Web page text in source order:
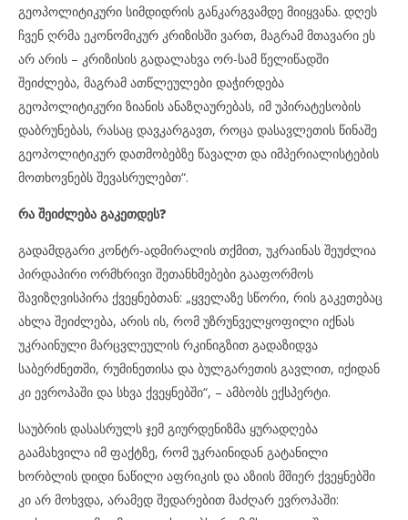
გეოპოლიტიკური სიმდიდრის განკარგვამდე მიიყვანა. დღეს
ჩვენ ღრმა ეკონომიკურ კრიზისში ვართ, მაგრამ მთავარი ეს
არ არის – კრიზისის გადალახვა ორ-სამ წელიწადში
შეიძლება, მაგრამ ათწლეულები დაჭირდება
გეოპოლიტიკური ზიანის ანაზღაურებას, იმ უპირატესობის
დაბრუნებას, რასაც დავკარგავთ, როცა დასავლეთის წინაშე
გეოპოლიტიკურ დათმობებზე წავალთ და იმპერიალისტების
მოთხოვნებს შევასრულებთ“.
რა შეიძლება გაკეთდეს?
გადამდგარი კონტრ-ადმირალის თქმით, უკრაინას შეუძლია
პირდაპირი ორმხრივი შეთანხმებები გააფორმოს
შავიზღვისპირა ქვეყნებთან: „ყველაზე სწორი, რის გაკეთებაც
ახლა შეიძლება, არის ის, რომ უზრუნველყოფილი იქნას
უკრაინული მარცვლეულის რკინიგზით გადაზიდვა
საბერძნეთში, რუმინეთისა და ბულგარეთის გავლით, იქიდან
კი ევროპაში და სხვა ქვეყნებში“, – ამბობს ექსპერტი.
საუბრის დასასრულს ჯემ გიურდენიზმა ყურადღება
გაამახვილა იმ ფაქტზე, რომ უკრაინიდან გატანილი
ხორბლის დიდი ნაწილი აფრიკის და აზიის მშიერ ქვეყნებში
კი არ მოხვდა, არამედ შედარებით მაძღარ ევროპაში: